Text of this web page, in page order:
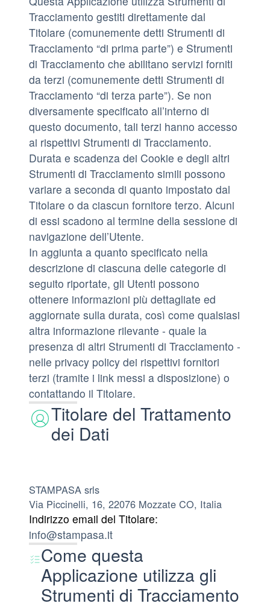
Tracciamento gestiti direttamente dal
Titolare (comunemente detti Strumenti di
Tracciamento “di prima parte”) e Strumenti
di Tracciamento che abilitano servizi forniti
da terzi (comunemente detti Strumenti di
Tracciamento “di terza parte”). Se non
diversamente specificato all’interno di
questo documento, tali terzi hanno accesso
ai rispettivi Strumenti di Tracciamento.
Durata e scadenza dei Cookie e degli altri
Strumenti di Tracciamento simili possono
variare a seconda di quanto impostato dal
Titolare o da ciascun fornitore terzo. Alcuni
di essi scadono al termine della sessione di
navigazione dell’Utente.
In aggiunta a quanto specificato nella
descrizione di ciascuna delle categorie di
seguito riportate, gli Utenti possono
ottenere informazioni più dettagliate ed
aggiornate sulla durata, così come qualsiasi
altra informazione rilevante - quale la
presenza di altri Strumenti di Tracciamento -
nelle privacy policy dei rispettivi fornitori
terzi (tramite i link messi a disposizione) o
contattando il Titolare.
Titolare del Trattamento
dei Dati
STAMPASA srls
Via Piccinelli, 16, 22076 Mozzate CO, Italia
Indirizzo email del Titolare:
info@stampasa.it
Come questa
Applicazione utilizza gli
Strumenti di Tracciamento